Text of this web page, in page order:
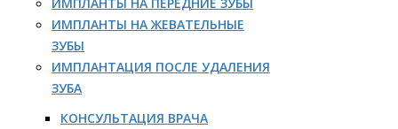
ИМПЛАНТЫ НА ЖЕВАТЕЛЬНЫЕ
ЗУБЫ
ИМПЛАНТАЦИЯ ПОСЛЕ УДАЛЕНИЯ
ЗУБА
КОНСУЛЬТАЦИЯ ВРАЧА